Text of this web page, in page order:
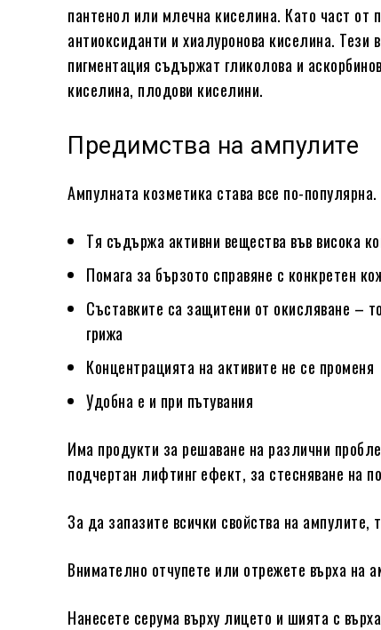
пантенол или млечна киселина. Като част от
антиоксиданти и хиалуронова киселина.
пигментация съдържат гликолова и
киселина, плодови киселини.
Предимства на ампулите
Ампулната козметика става все по-
Тя съдържа активни вещества във висока
Помага за бързото справяне с конкретен
Съставките са защитени от окисляване –
грижа
Концентрацията на активите не се променя
Удобна е и при пътувания
Има продукти за решаване на различни
подчертан лифтинг ефект, за стесняване на
За да запазите всички свойства на
Внимателно отчупете или отрежете върха на
Нанесете серума върху лицето и шията с